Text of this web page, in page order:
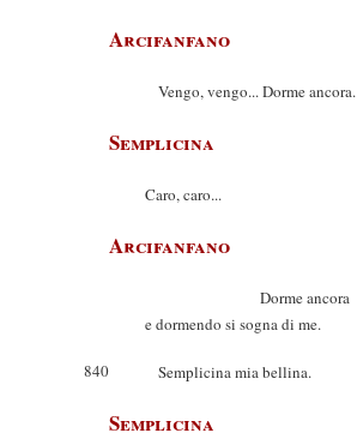
Arcifanfano
Vengo, vengo... Dorme ancora.
Semplicina
Caro, caro...
Arcifanfano
Dorme ancora
e dormendo si sogna di me.
840 Semplicina mia bellina.
Semplicina